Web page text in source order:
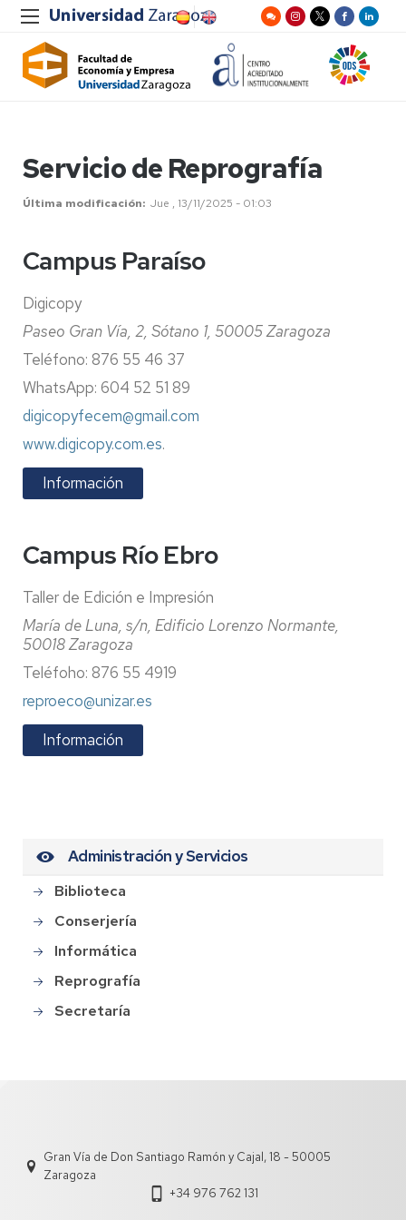
Servicio de Reprografía
Última modificación Jue , 13/11/2025 - 01:03
Campus Paraíso
Digicopy
Paseo Gran Vía, 2, Sótano 1, 50005 Zaragoza
Teléfono: 876 55 46 37
WhatsApp: 604 52 51 89
digicopyfecem@gmail.com
www.digicopy.com.es.
Información
Campus Río Ebro
Taller de Edición e Impresión
María de Luna, s/n, Edificio Lorenzo Normante,
50018 Zaragoza
Teléfoho: 876 55 4919
reproeco@unizar.es
Información
Administración y Servicios
Biblioteca
Conserjería
Informática
Reprografía
Secretaría
Gran Vía de Don Santiago Ramón y Cajal, 18 - 50005
Zaragoza
+34 976 762 131